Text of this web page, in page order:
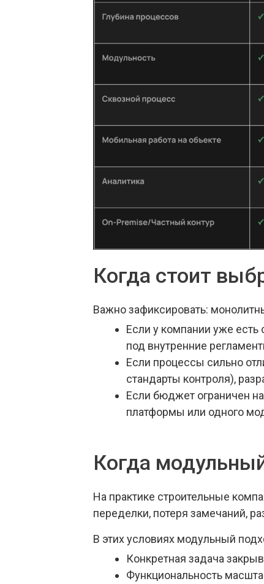
Когда стоит
Важно зафиксировать:
Если у компании уже есть
под внутренние
Если процессы сильно
стандарты контроля),
Если бюджет ограничен
платформы или одного
Когда
На практике строительные
переделки, потеря замечаний,
В этих условиях модульный
Конкретная задача
Функциональность